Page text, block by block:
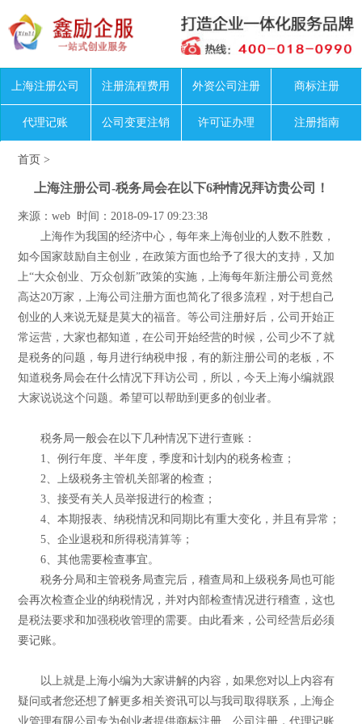
上海注册公司 注册流程费用 外资公司注册 商标注册
代理记账 公司变更注销 许可证办理 注册指南
首页 >
上海注册公司-税务局会在以下6种情况拜访贵公司！
来源：web 时间：2018-09-17 09:23:38
上海作为我国的经济中心，每年来上海创业的人数不胜数，
如今国家鼓励自主创业，在政策方面也给予了很大的支持，又加
上“大众创业、万众创新”政策的实施，上海每年新注册公司竟然
高达20万家，上海公司注册方面也简化了很多流程，对于想自己
创业的人来说无疑是莫大的福音。等公司注册好后，公司开始正
常运营，大家也都知道，在公司开始经营的时候，公司少不了就
是税务的问题，每月进行纳税申报，有的新注册公司的老板，不
知道税务局会在什么情况下拜访公司，所以，今天上海小编就跟
大家说说这个问题。希望可以帮助到更多的创业者。
税务局一般会在以下几种情况下进行查账：
1、例行年度、半年度，季度和计划内的税务检查；
2、上级税务主管机关部署的检查；
3、接受有关人员举报进行的检查；
4、本期报表、纳税情况和同期比有重大变化，并且有异常；
5、企业退税和所得税清算等；
6、其他需要检查事宜。
税务分局和主管税务局查完后，稽查局和上级税务局也可能
会再次检查企业的纳税情况，并对内部检查情况进行稽查，这也
是税法要求和加强税收管理的需要。由此看来，公司经营后必须
要记账。
以上就是上海小编为大家讲解的内容，如果您对以上内容有
疑问或者您还想了解更多相关资讯可以与我司取得联系，上海企
业管理有限公司专为创业者提供商标注册、公司注册，代理记账